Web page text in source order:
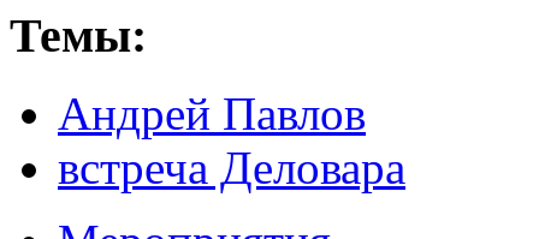
Темы:
Андрей Павлов
встреча Деловара